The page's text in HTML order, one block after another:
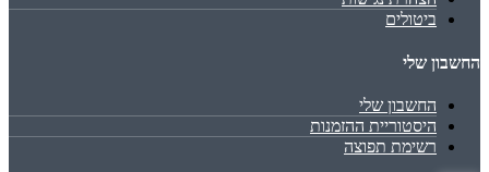
ביטולים
החשבון שלי
החשבון שלי
היסטוריית ההזמנות
רשימת תפוצה